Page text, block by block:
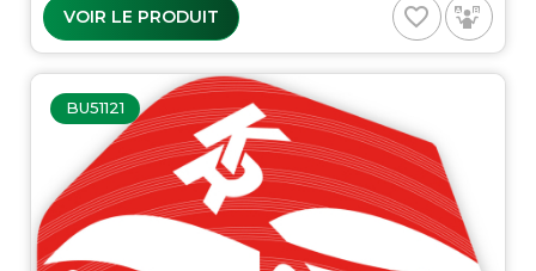
VOIR LE PRODUIT favorite_border
BU51121